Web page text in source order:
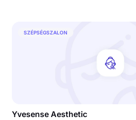
SZÉPSÉGSZALON
Yvesense Aesthetic